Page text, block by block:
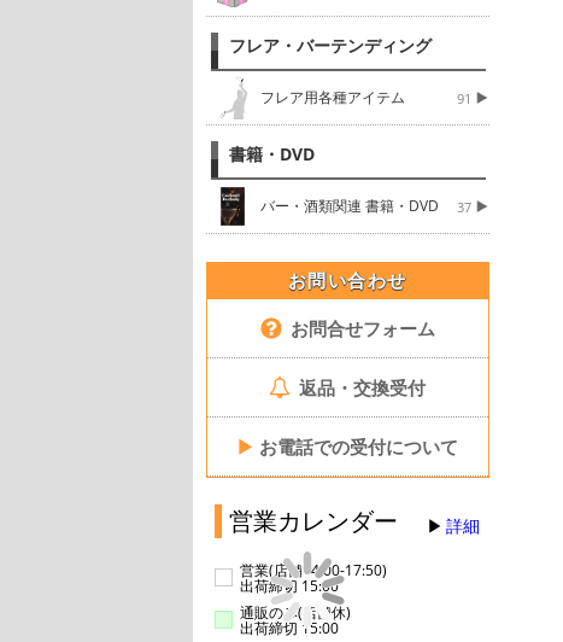
フレア・バーテンディング
フレア用各種アイテム 91
書籍・DVD
バー・酒類関連 書籍・DVD 37
お問い合わせ
お問合せフォーム
返品・交換受付
▶ お電話での受付について
営業カレンダー 詳細
営業(店舗14:00-17:50)
出荷締切 15:00
通販のみ(店舗休)
出荷締切 15:00